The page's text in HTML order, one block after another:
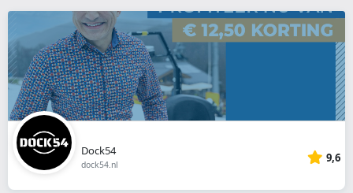
Dock54
dock54.nl 9,6